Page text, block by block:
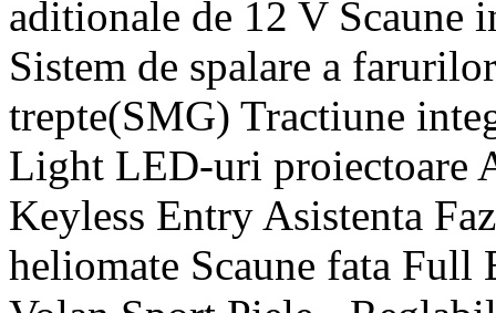
aditionale de 12 V Scaune
Sistem de spalare a
trepte(SMG) Tractiune
Light LED-uri proiectoare
Keyless Entry Asistenta
heliomate Scaune fata